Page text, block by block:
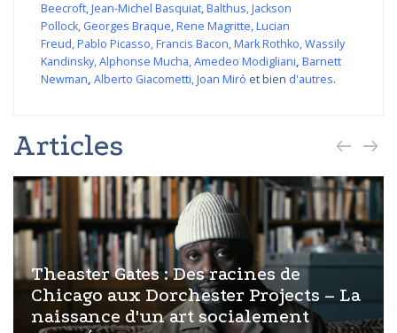
Beecroft,Jean-Michel Basquiat,Balthus,Jackson
Pollock, Georges Braque,Rene Magritte,Lucian
Freud,Pablo Picasso,Francis Bacon,Mark Rothko,Wassily
Kandinsky,Alphonse Mucha,Amedeo Modigliani, Barnett
Newman, Alberto Giacometti,Joan Miró et bien d'autres.
Articles
Theaster Gates : Des racines de
Chicago aux Dorchester Projects – La
naissance d'un art socialement